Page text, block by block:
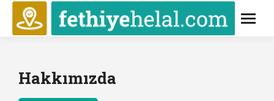
Hakkımızda